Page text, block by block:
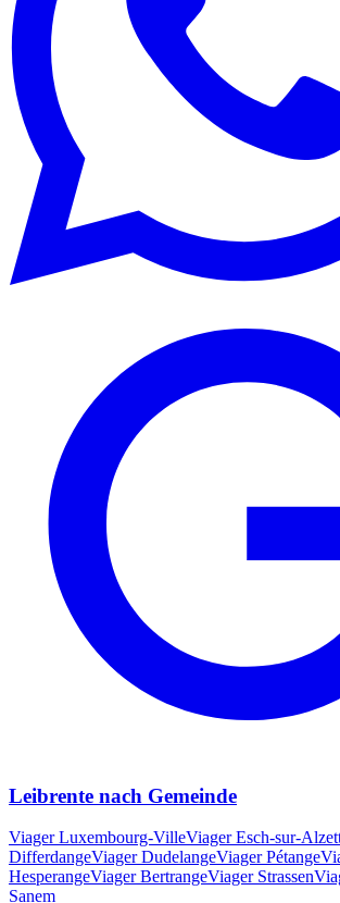
Leibrente nach Gemeinde
ViagerLuxembourg-VilleViagerEsch-sur-
DifferdangeViagerDudelangeViagerPétange
HesperangeViagerBertrangeViager Strassen
Sanem